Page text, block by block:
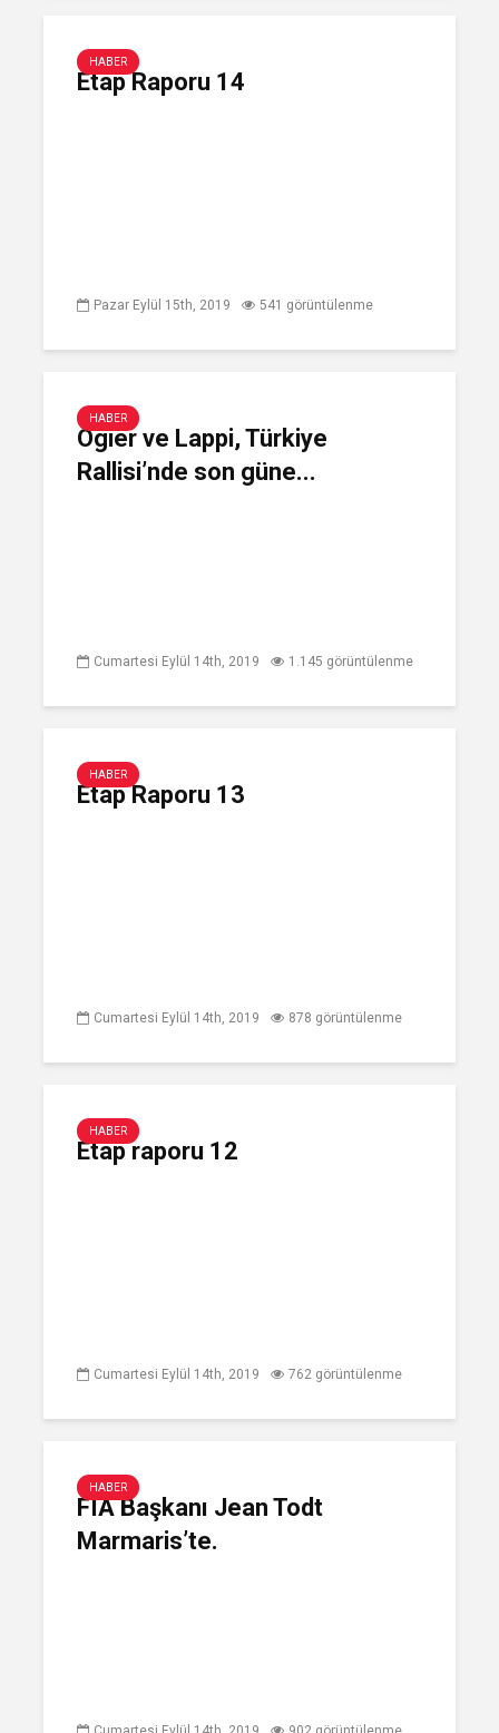
HABER
Etap Raporu 14
Pazar Eylül 15th, 2019 541 görüntülenme
HABER
Ogier ve Lappi, Türkiye
Rallisi’nde son güne...
Cumartesi Eylül 14th, 2019 1.145 görüntülenme
HABER
Etap Raporu 13
Cumartesi Eylül 14th, 2019 878 görüntülenme
HABER
Etap raporu 12
Cumartesi Eylül 14th, 2019 762 görüntülenme
HABER
FIA Başkanı Jean Todt
Marmaris’te.